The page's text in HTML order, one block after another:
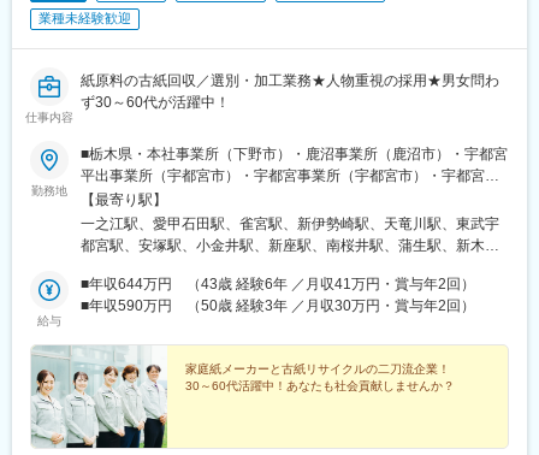
・お客様からご依頼いただいた商品を査定
└お品物を写真撮影し本部に確認
・査定価格を踏まえた価格交渉
・成約後の商品情報入力
・商品を倉庫へ発送
◎平均商談時間：20～60分／組
＜プロモーション業務＞
・店舗SNSを利用した宣伝
・メールなどお客様へのご案内業務
└利用実績のある方や常連のお客様などが対象
依頼を受けてご訪問する出張買取など買取方法は多岐にわたりま
す。
■求める人物像
・営業職として目標にコミットすることができる方（反響型の買
取営業のため、成約率の高さ等含め営業はしやすい環境です）
・店舗責任者候補としての責任感があり、一人で店舗をまわすこ
とができる自立心をお持ちの方
業種未経験歓迎
仕事内容
紙原料の古紙回収／選別・加工業務★人物重視の採用★男女問わ
ず30～60代が活躍中！
勤務地
■栃木県・本社事業所（下野市）・鹿沼事業所（鹿沼市）・宇都宮
平出事業所（宇都宮市）・宇都宮事業所（宇都宮市）・宇都宮イ
ンター事業所（宇都宮市） ■群馬県・伊勢崎事業所（伊勢崎市）
■埼玉県・プリントパック関東本庄工場内（本庄市）・新座事業所
（新座市）・戸田事業所（戸田市）・三芳事業所（入間郡三芳
県・トーイン柏工場内（柏市）・プリントパック関東木更津工場
内（木更津市）■東京都・江戸川事業所（江戸川区）・新木場事業
業所（浜松市中央区）・御殿場事業所（御殿場市）■青森県・八戸
事業所（八戸市）■新潟県・新潟事業所（新潟市東区）
【最寄り駅】
一之江駅、愛甲石田駅、雀宮駅、新伊勢崎駅、天竜川駅、東武宇
都宮駅、安塚駅、小金井駅、新座駅、南桜井駅、蒲生駅、新木場
か駅、小櫃駅、南御殿場駅、本八戸駅、東新潟駅
給与
■年収644万円 （43歳 経験6年 ／月収41万円・賞与年2回）
■年収590万円 （50歳 経験3年 ／月収30万円・賞与年2回）
家庭紙メーカーと古紙リサイクルの二刀流企業！
30～60代活躍中！あなたも社会貢献しませんか？